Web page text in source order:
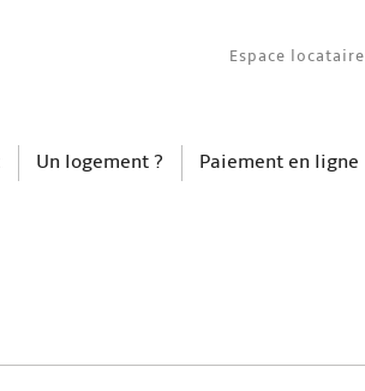
Espace locataire
Un logement ? Paiement en ligne